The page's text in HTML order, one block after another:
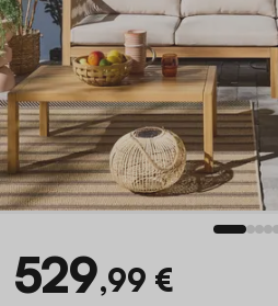
529,99 €